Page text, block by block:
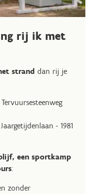
rij ik met
strand dan rij je
- 1981
een sportkamp
:
zonder